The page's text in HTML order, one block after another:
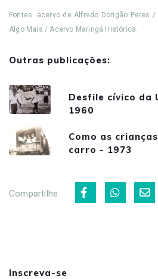
Fontes: acervo de Alfredo Dorigão Peres
Algo Mais / Acervo Maringá Histórica.
Outras publicações:
Desfile cívico da
1960
Como as
carro - 1973
Compartilhe
Inscreva-se